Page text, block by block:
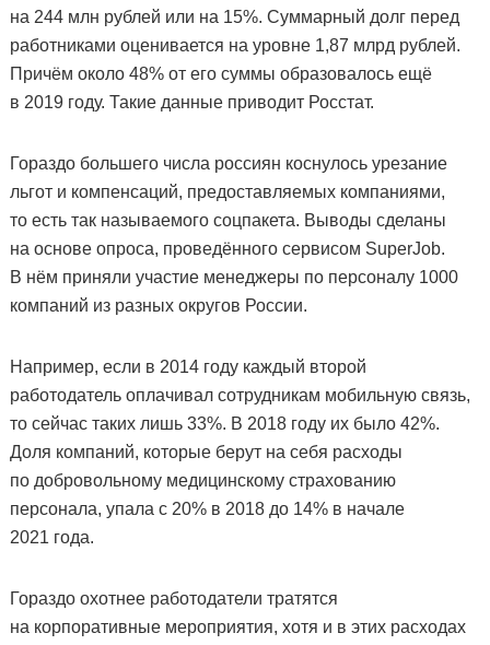
на 244 млн рублей или на 15%. Суммарный долг перед
работниками оценивается на уровне 1,87 млрд рублей.
Причём около 48% от его суммы образовалось ещё
в 2019 году. Такие данные приводит Росстат.
Гораздо большего числа россиян коснулось урезание
льгот и компенсаций, предоставляемых компаниями,
то есть так называемого соцпакета. Выводы сделаны
на основе опроса, проведённого сервисом SuperJob.
В нём приняли участие менеджеры по персоналу 1000
компаний из разных округов России.
Например, если в 2014 году каждый второй
работодатель оплачивал сотрудникам мобильную связь,
то сейчас таких лишь 33%. В 2018 году их было 42%.
Доля компаний, которые берут на себя расходы
по добровольному медицинскому страхованию
персонала, упала с 20% в 2018 до 14% в начале
2021 года.
Гораздо охотнее работодатели тратятся
на корпоративные мероприятия, хотя и в этих расходах